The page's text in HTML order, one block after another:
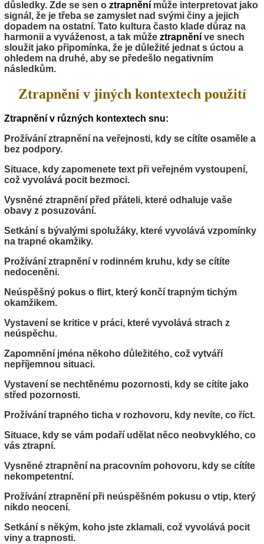
důsledky. Zde se sen o ztrapnění může interpretovat jako
signál, že je třeba se zamyslet nad svými činy a jejich
dopadem na ostatní. Tato kultura často klade důraz na
harmonii a vyváženost, a tak může ztrapnění ve snech
sloužit jako připomínka, že je důležité jednat s úctou a
ohledem na druhé, aby se předešlo negativním
následkům.
Ztrapnění v jiných kontextech použití
Ztrapnění v různých kontextech snu:
Prožívání ztrapnění na veřejnosti, kdy se cítíte osaměle a
bez podpory.
Situace, kdy zapomenete text při veřejném vystoupení,
což vyvolává pocit bezmoci.
Vysněné ztrapnění před přáteli, které odhaluje vaše
obavy z posuzování.
Setkání s bývalými spolužáky, které vyvolává vzpomínky
na trapné okamžiky.
Prožívání ztrapnění v rodinném kruhu, kdy se cítíte
nedoceněni.
Neúspěšný pokus o flirt, který končí trapným tichým
okamžikem.
Vystavení se kritice v práci, které vyvolává strach z
neúspěchu.
Zapomnění jména někoho důležitého, což vytváří
nepříjemnou situaci.
Vystavení se nechtěnému pozornosti, kdy se cítíte jako
střed pozornosti.
Prožívání trapného ticha v rozhovoru, kdy nevíte, co říct.
Situace, kdy se vám podaří udělat něco neobvyklého, co
vás ztrapní.
Vysněné ztrapnění na pracovním pohovoru, kdy se cítíte
nekompetentní.
Prožívání ztrapnění při neúspěšném pokusu o vtip, který
nikdo neocení.
Setkání s někým, koho jste zklamali, což vyvolává pocit
viny a trapnosti.